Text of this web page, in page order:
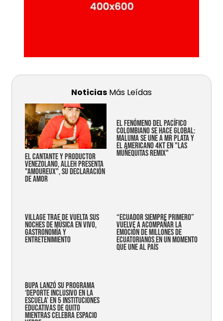
Noticias Más Leídas
EL CANTANTE Y PRODUCTOR
VENEZOLANO, ALLEH PRESENTA
"AMOUREUX", SU DECLARACIÓN
DE AMOR
EL FENÓMENO DEL PACÍFICO
COLOMBIANO SE HACE GLOBAL:
MALUMA SE UNE A MR PLATA Y
EL AMERICANO 4KT EN "LAS
MUÑEQUITAS REMIX"
Village trae de vuelta sus
noches de música en vivo,
gastronomía y
entretenimiento
“Ecuador siempre primero”
vuelve a acompañar la
emoción de millones de
ecuatorianos en un momento
que une al país
Bupa lanzó su programa
‘Deporte Inclusivo en la
Escuela’ en 5 instituciones
educativas de Quito
mientras celebra espacio